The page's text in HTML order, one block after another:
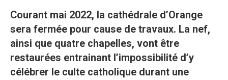
Courant mai 2022, la cathédrale d’Orange
sera fermée pour cause de travaux. La nef,
ainsi que quatre chapelles, vont être
restaurées entrainant l’impossibilité d’y
célébrer le culte catholique durant une